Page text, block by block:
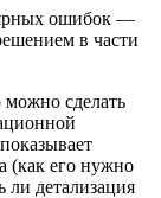
ошибок —
в части
можно сделать
(как его нужно
ли детализация